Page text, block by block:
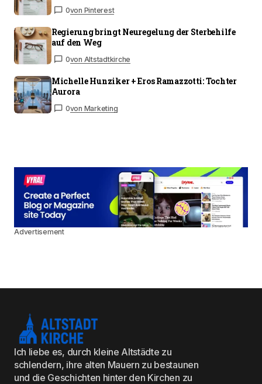
0von Pinterest
Regierung bringt Neuregelung der Sterbehilfe
auf den Weg
0von Altstadtkirche
Michelle Hunziker + Eros Ramazzotti: Tochter
Aurora
0von Marketing
Advertisement
Ich liebe es, durch kleine Altstädte zu
schlendern, ihre alten Mauern zu bestaunen
und die Geschichten hinter den Kirchen zu